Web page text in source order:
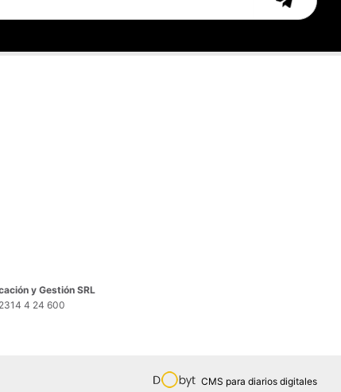
y Gestión SRL
4 24 600
CMS para diarios digitales